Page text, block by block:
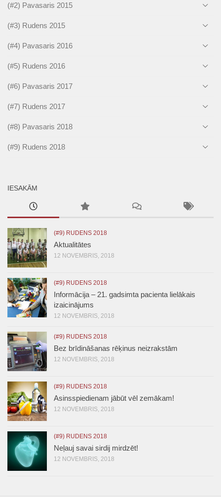
(#2) Pavasaris 2015
(#3) Rudens 2015
(#4) Pavasaris 2016
(#5) Rudens 2016
(#6) Pavasaris 2017
(#7) Rudens 2017
(#8) Pavasaris 2018
(#9) Rudens 2018
IESAKĀM
(#9) RUDENS 2018
Aktualitātes
12 NOVEMBRIS, 2018
(#9) RUDENS 2018
Informācija – 21. gadsimta pacienta lielākais
izaicinājums
12 NOVEMBRIS, 2018
(#9) RUDENS 2018
Bez brīdināšanas rēķinus neizrakstām
12 NOVEMBRIS, 2018
(#9) RUDENS 2018
Asinsspiedienam jābūt vēl zemākam!
12 NOVEMBRIS, 2018
(#9) RUDENS 2018
Neļauj savai sirdij mirdzēt!
12 NOVEMBRIS, 2018